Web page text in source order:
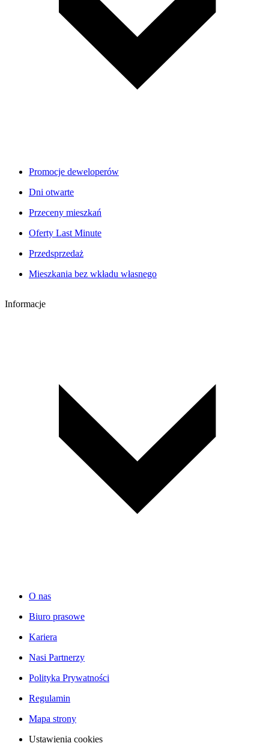
Promocje deweloperów
Dni otwarte
Przeceny mieszkań
Oferty Last Minute
Przedsprzedaż
Mieszkania bez wkładu własnego
Informacje
O nas
Biuro prasowe
Kariera
Nasi Partnerzy
Polityka Prywatności
Regulamin
Mapa strony
Ustawienia cookies